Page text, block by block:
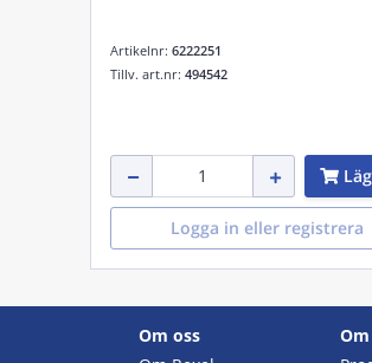
Artikelnr: 6222251
Tillv. art.nr: 494542
Logga in eller registrera
Om oss